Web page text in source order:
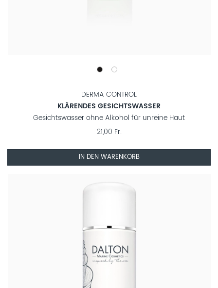
DERMA CONTROL
KLÄRENDES GESICHTSWASSER
Gesichtswasser ohne Alkohol für unreine Haut
21,00 Fr.
IN DEN WARENKORB